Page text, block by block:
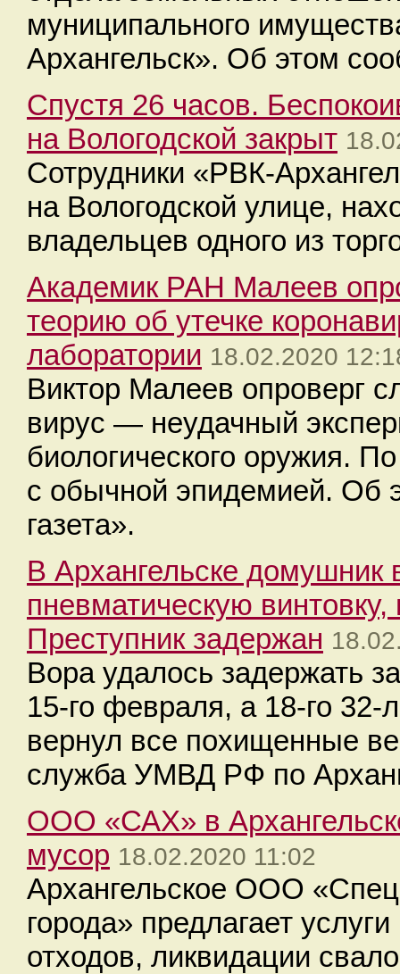
муниципального
Архангельск». Об этом
Спустя 26 часов.
на Вологодской закрыт
Сотрудники «РВК-
на Вологодской улице,
владельцев одного из
Академик РАН Малеев
теорию об утечке
лаборатории 18.02.2020
Виктор Малеев опроверг
вирус — неудачный
биологического оружия.
с обычной эпидемией. Об
газета».
В Архангельске домушник
пневматическую
Преступник задержан
Вора удалось задержать
15-го февраля, а 18-го
вернул все похищенные
служба УМВД РФ по
ООО «САХ» в
мусор 18.02.2020 11:02
Архангельское ООО
города» предлагает
отходов, ликвидации